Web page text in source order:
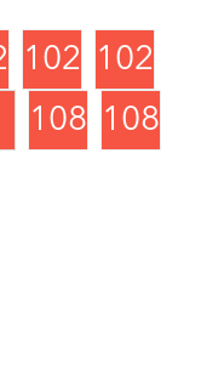
10251026
10881089